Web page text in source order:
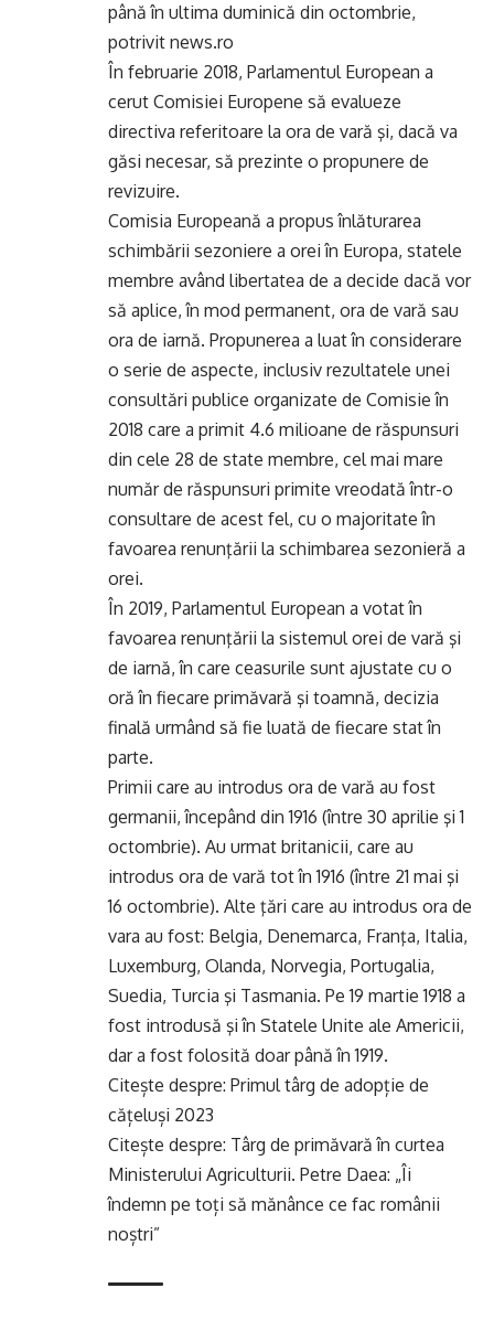
până în ultima duminică din octombrie,
potrivit news.ro
În februarie 2018, Parlamentul European a
cerut Comisiei Europene să evalueze
directiva referitoare la ora de vară şi, dacă va
găsi necesar, să prezinte o propunere de
revizuire.
Comisia Europeană a propus înlăturarea
schimbării sezoniere a orei în Europa, statele
membre având libertatea de a decide dacă vor
să aplice, în mod permanent, ora de vară sau
ora de iarnă. Propunerea a luat în considerare
o serie de aspecte, inclusiv rezultatele unei
consultări publice organizate de Comisie în
2018 care a primit 4.6 milioane de răspunsuri
din cele 28 de state membre, cel mai mare
număr de răspunsuri primite vreodată într-o
consultare de acest fel, cu o majoritate în
favoarea renunţării la schimbarea sezonieră a
orei.
În 2019, Parlamentul European a votat în
favoarea renunţării la sistemul orei de vară şi
de iarnă, în care ceasurile sunt ajustate cu o
oră în fiecare primăvară şi toamnă, decizia
finală urmând să fie luată de fiecare stat în
parte.
Primii care au introdus ora de vară au fost
germanii, începând din 1916 (între 30 aprilie şi 1
octombrie). Au urmat britanicii, care au
introdus ora de vară tot în 1916 (între 21 mai şi
16 octombrie). Alte ţări care au introdus ora de
vara au fost: Belgia, Denemarca, Franţa, Italia,
Luxemburg, Olanda, Norvegia, Portugalia,
Suedia, Turcia şi Tasmania. Pe 19 martie 1918 a
fost introdusă şi în Statele Unite ale Americii,
dar a fost folosită doar până în 1919.
Citește despre: Primul târg de adopție de
cățeluși 2023
Citește despre: Târg de primăvară în curtea
Ministerului Agriculturii. Petre Daea: „Îi
îndemn pe toți să mănânce ce fac românii
noștri”